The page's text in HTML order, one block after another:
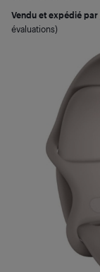
Vendu et expédié par
évaluations)